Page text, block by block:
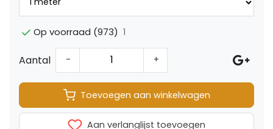
Op voorraad (973) 1
Aantal - +
Toevoegen aan winkelwagen
Aan verlanglijst toevoegen